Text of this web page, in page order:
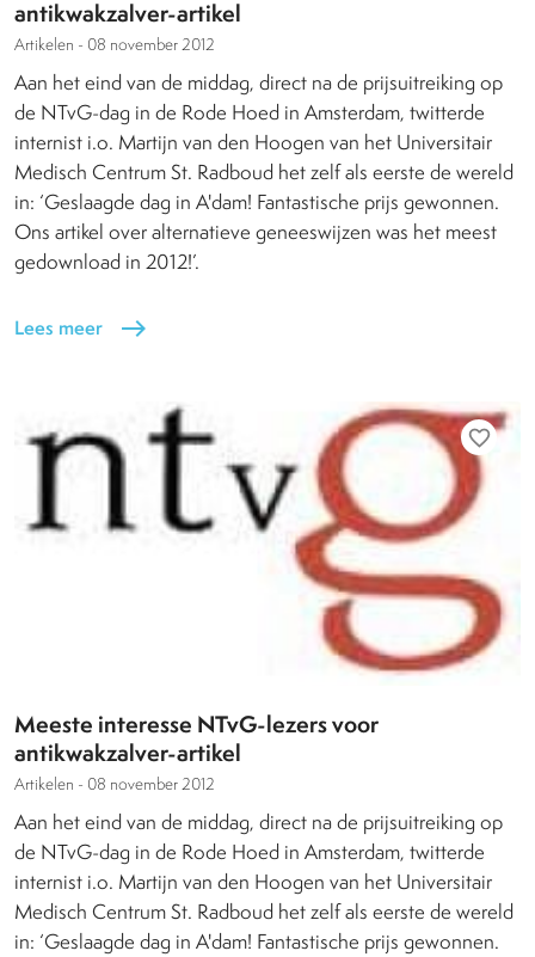
antikwakzalver-artikel
Artikelen - 08 november 2012
Aan het eind van de middag, direct na de prijsuitreiking op
de NTvG-dag in de Rode Hoed in Amsterdam, twitterde
internist i.o. Martijn van den Hoogen van het Universitair
Medisch Centrum St. Radboud het zelf als eerste de wereld
in: ‘Geslaagde dag in A'dam! Fantastische prijs gewonnen.
Ons artikel over alternatieve geneeswijzen was het meest
gedownload in 2012!’.
Lees meer east
favorite_border
Meeste interesse NTvG-lezers voor
antikwakzalver-artikel
Artikelen - 08 november 2012
Aan het eind van de middag, direct na de prijsuitreiking op
de NTvG-dag in de Rode Hoed in Amsterdam, twitterde
internist i.o. Martijn van den Hoogen van het Universitair
Medisch Centrum St. Radboud het zelf als eerste de wereld
in: ‘Geslaagde dag in A'dam! Fantastische prijs gewonnen.